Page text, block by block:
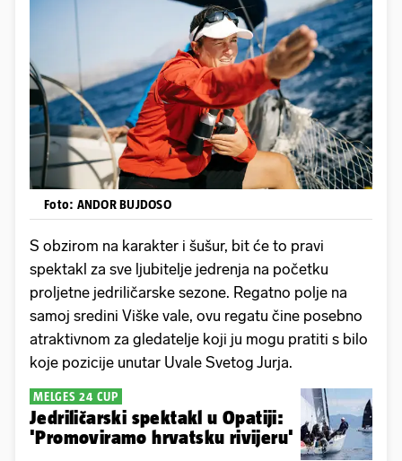
Foto: ANDOR BUJDOSO
S obzirom na karakter i šušur, bit će to pravi
spektakl za sve ljubitelje jedrenja na početku
proljetne jedriličarske sezone. Regatno polje na
samoj sredini Viške vale, ovu regatu čine posebno
atraktivnom za gledatelje koji ju mogu pratiti s bilo
koje pozicije unutar Uvale Svetog Jurja.
MELGES 24 CUP
Jedriličarski spektakl u Opatiji:
'Promoviramo hrvatsku rivijeru'